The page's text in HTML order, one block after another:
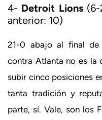
4- Detroit Lions(6-
anterior: 10)
21-0 abajo al final de
contra Atlanta no es la
subir cinco posiciones
tanta tradición y
parte, sí. Vale, son los